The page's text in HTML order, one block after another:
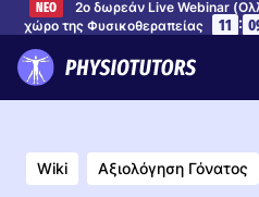
ΝΕΟ
2ο δωρεάν Live Webinar
χώρο της Φυσικοθεραπείας
11 :
Wiki Αξιολόγηση Γόνατος